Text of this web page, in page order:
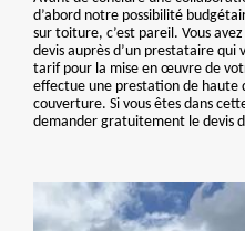
d’abord notre possibilité
sur toiture, c’est pareil. Vous
devis auprès d’un prestataire qui
tarif pour la mise en œuvre de
effectue une prestation de haute
couverture. Si vous êtes dans
demander gratuitement le devis